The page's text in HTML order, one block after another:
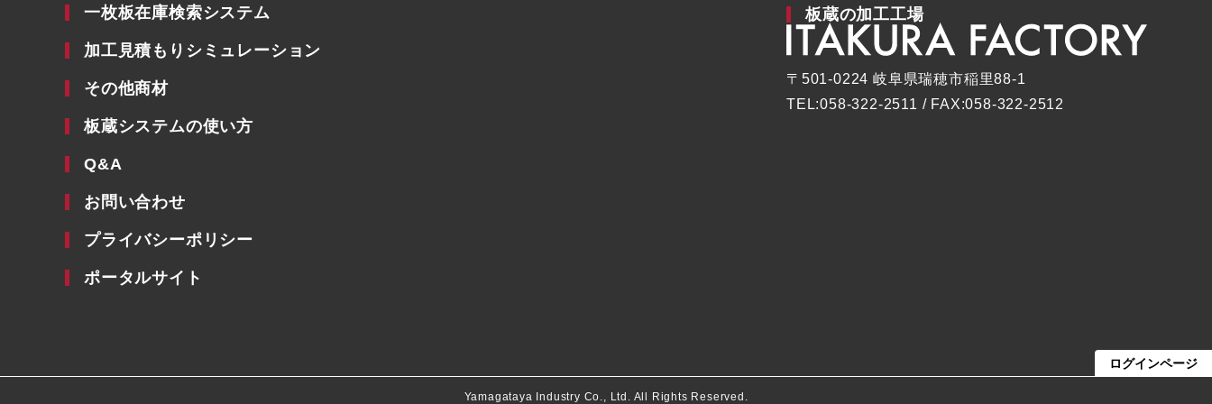
一枚板在庫検索システム
加工見積もりシミュレーション
その他商材
板蔵システムの使い方
Q&A
お問い合わせ
プライバシーポリシー
ポータルサイト
板蔵の加工工場
〒501-0224 岐阜県瑞穂市稲里88-1
TEL:058-322-2511 / FAX:058-322-2512
ログインページ
Yamagataya Industry Co., Ltd. All Rights Reserved.